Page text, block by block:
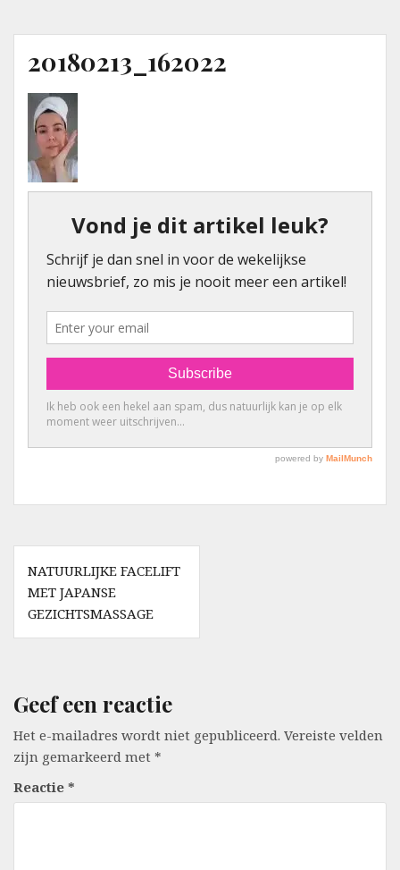
20180213_162022
Berichtnavigatie
NATUURLIJKE FACELIFT
MET JAPANSE
GEZICHTSMASSAGE
Geef een reactie
Het e-mailadres wordt niet gepubliceerd. Vereiste velden
zijn gemarkeerd met *
Reactie *